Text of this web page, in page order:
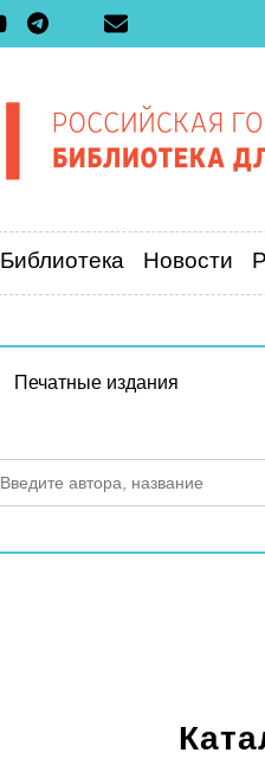
Библиотека Новости
Печатные издания